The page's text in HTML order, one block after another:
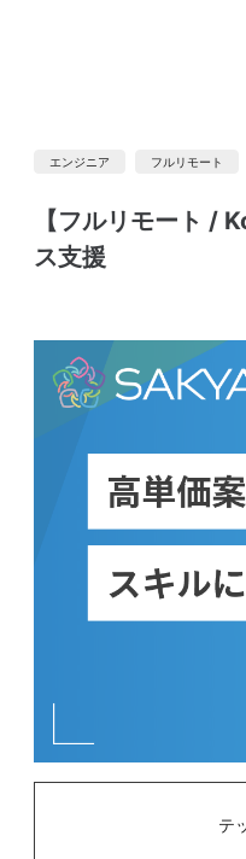
エンジニア フルリモート
【フルリモート /
ス支援
テ